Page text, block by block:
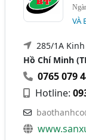
VÀ
285/1A
Hồ Chí Minh
0765 079
Hotline: